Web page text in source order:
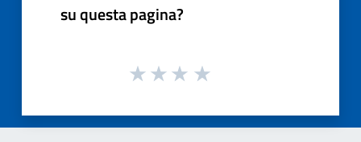
su questa pagina?